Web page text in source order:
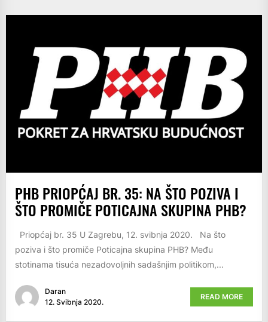
PHB PRIOPĆAJ BR. 35: NA ŠTO POZIVA I
ŠTO PROMIČE POTICAJNA SKUPINA PHB?
Priopćaj br. 35 U Zagrebu, 12. svibnja 2020. Na što
poziva i što promiče Poticajna skupina PHB? Među
stotinama tisuća nezadovoljnih sadašnjim politikom,...
Daran
12. Svibnja 2020.
READ MORE